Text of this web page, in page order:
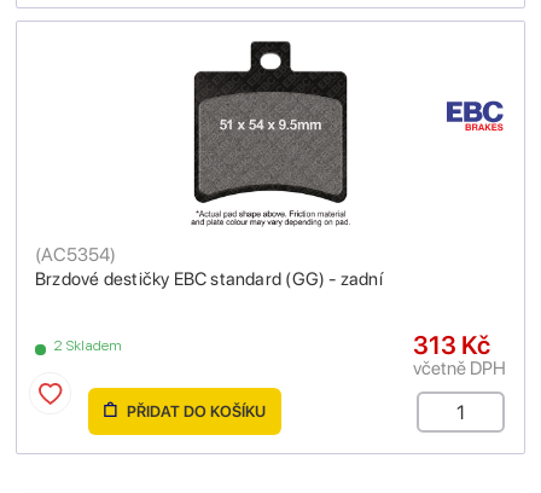
Brzdové destičky EBC standard (GG) - zadní
(AC5354)
2 Skladem 313 Kč
včetně DPH
PŘIDAT DO KOŠÍKU